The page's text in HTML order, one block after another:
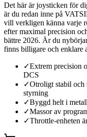
Det här är joysticken för
är du redan inne på
vill verkligen känna varje
efter maximal precision
bättre 2026. Är du
finns billigare och enklare
✓Extrem precision
DCS
✓Otroligt stabil och
styrning
✓Byggd helt i
✓Massor av
✓Throttle-enheten